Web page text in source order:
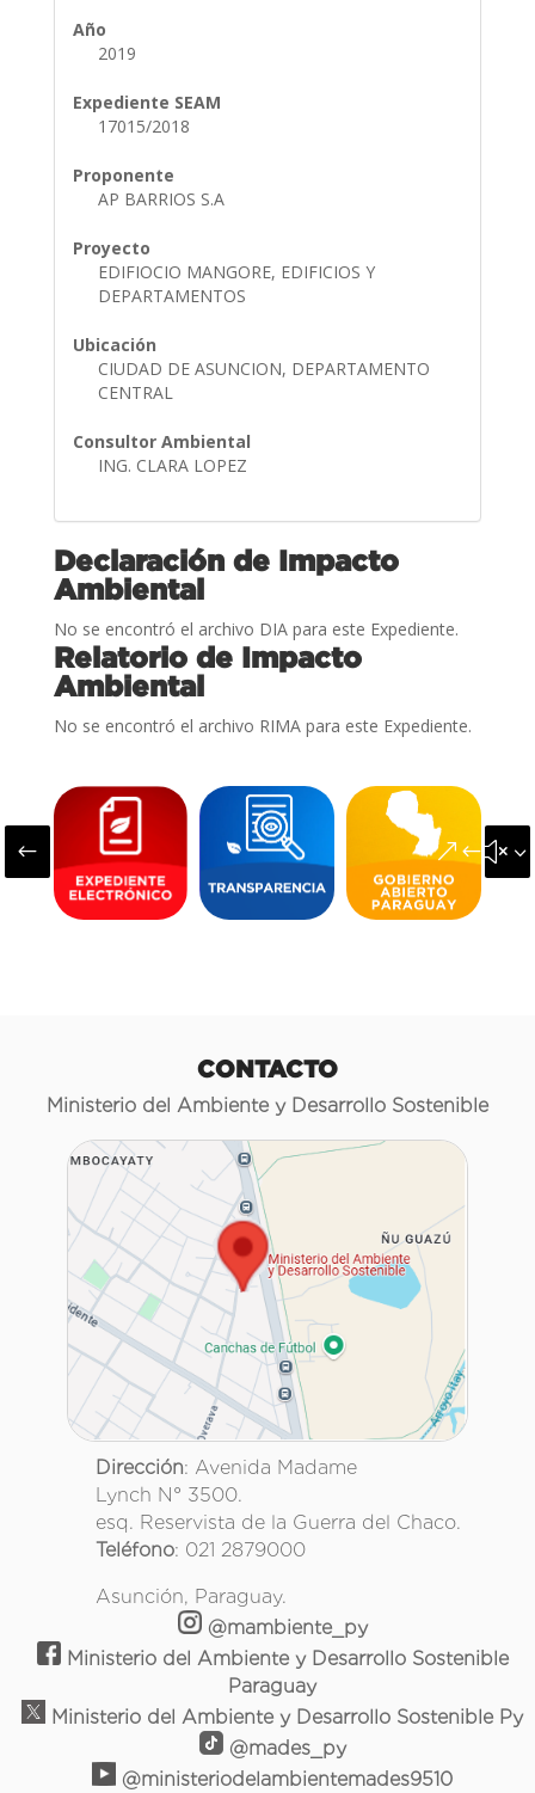
Año
2019
Expediente SEAM
17015/2018
Proponente
AP BARRIOS S.A
Proyecto
EDIFIOCIO MANGORE, EDIFICIOS Y
DEPARTAMENTOS
Ubicación
CIUDAD DE ASUNCION, DEPARTAMENTO
CENTRAL
Consultor Ambiental
ING. CLARA LOPEZ
Declaración de Impacto
Ambiental
No se encontró el archivo DIA para este Expediente.
Relatorio de Impacto
Ambiental
No se encontró el archivo RIMA para este Expediente.
#
CONTACTO
Ministerio del Ambiente y Desarrollo Sostenible
Dirección: Avenida Madame
Lynch N° 3500.
esq. Reservista de la Guerra del Chaco.
Teléfono: 021 2879000
Asunción, Paraguay.
@mambiente_py
Ministerio del Ambiente y Desarrollo Sostenible
Paraguay
Ministerio del Ambiente y Desarrollo Sostenible Py
@mades_py
@ministeriodelambientemades9510